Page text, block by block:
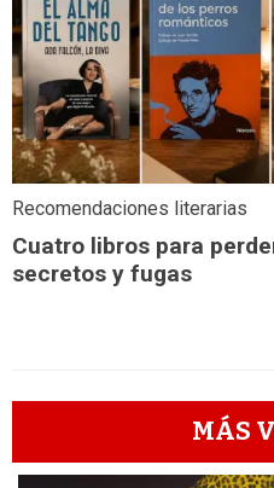
Recomendaciones literarias
Cuatro libros para
secretos y fugas
MÁS